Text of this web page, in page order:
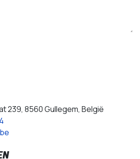
239, 8560 Gullegem, België